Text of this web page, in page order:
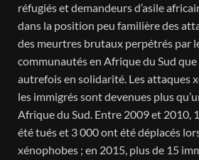
réfugiés et demandeurs d’asile
dans la position peu familière des
des meurtres brutaux perpétrés par
communautés en Afrique du Sud
autrefois en solidarité. Les attaques
les immigrés sont devenues plus
Afrique du Sud. Entre 2009 et 2010,
été tués et 3 000 ont été déplacés
xénophobes ; en 2015, plus de 15